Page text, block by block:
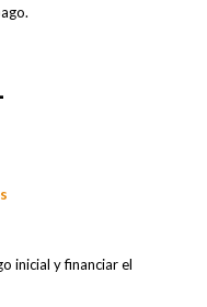
inicial y financiar el